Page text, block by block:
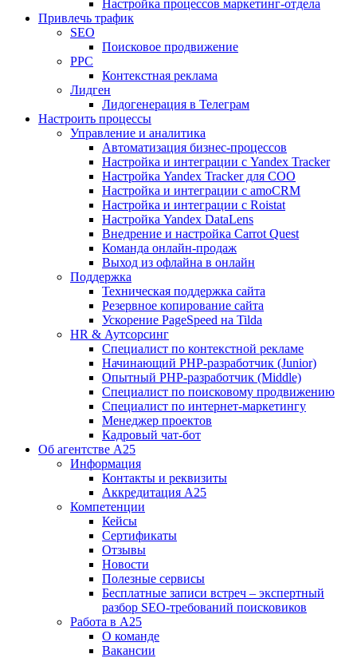
Настройка процессов маркетинг-отдела
Привлечь трафик
SEO
Поисковое продвижение
PPC
Контекстная реклама
Лидген
Лидогенерация в Телеграм
Настроить процессы
Управление и аналитика
Автоматизация бизнес-процессов
Настройка и интеграции с Yandex Tracker
Настройка Yandex Tracker для СОО
Настройка и интеграции с amoCRM
Настройка и интеграции с Roistat
Настройка Yandex DataLens
Внедрение и настройка Carrot Quest
Команда онлайн-продаж
Выход из офлайна в онлайн
Поддержка
Техническая поддержка сайта
Резервное копирование сайта
Ускорение PageSpeed на Tilda
HR & Аутсорсинг
Специалист по контекстной рекламе
Начинающий PHP-разработчик (Junior)
Опытный PHP-разработчик (Middle)
Специалист по поисковому продвижению
Специалист по интернет-маркетингу
Менеджер проектов
Кадровый чат-бот
Об агентстве А25
Информация
Контакты и реквизиты
Аккредитация А25
Компетенции
Кейсы
Сертификаты
Отзывы
Новости
Полезные сервисы
Бесплатные записи встреч – экспертный
разбор SEO-требований поисковиков
Работа в А25
О команде
Вакансии